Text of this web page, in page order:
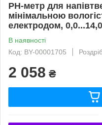
PН-метр для
мінімальною
електродом,
В наявності
Код: BY-00001705
2 058 ₴